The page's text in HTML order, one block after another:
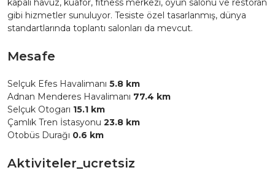
kapalı havuz, kuaför, fitness merkezi, oyun salonu ve restoran
gibi hizmetler sunuluyor. Tesiste özel tasarlanmış, dünya
standartlarında toplantı salonları da mevcut.
Mesafe
Selçuk Efes Havalimanı 5.8 km
Adnan Menderes Havalimanı 77.4 km
Selçuk Otogarı 15.1 km
Çamlık Tren İstasyonu 23.8 km
Otobüs Durağı 0.6 km
Aktiviteler_ucretsiz